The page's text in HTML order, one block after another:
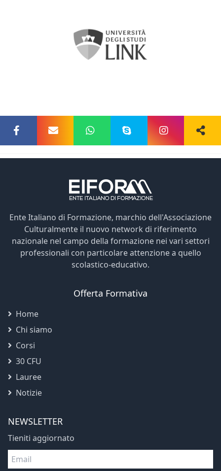
Ente Italiano di Formazione, marchio dell'Associazione
Culturalmente il nuovo network di riferimento
nazionale nel campo della formazione nei vari settori
professionali con particolare attenzione a quello
scolastico-educativo.
Offerta Formativa
Home
Chi siamo
Corsi
30 CFU
Lauree
Notizie
NEWSLETTER
Tieniti aggiornato